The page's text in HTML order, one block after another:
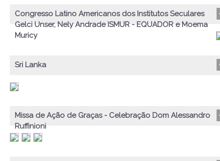
Congresso Latino Americanos dos Institutos Seculares
Gelci Unser, Nely Andrade ISMUR - EQUADOR e Moema
Muricy
Sri Lanka
Missa de Ação de Graças - Celebração Dom Alessandro
Ruffinioni